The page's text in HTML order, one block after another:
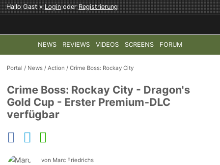
Hallo Gast »LoginoderRegistrierung
NEWS REVIEWS VIDEOS SCREENS FORUM
TOP-THEMEN: COD: MODERN WARFARE 4 HALO:
Portal / News /Action /Crime Boss: Rockay City
Crime Boss: Rockay City - Dragon's
Gold Cup - Erster Premium-DLC
verfügbar
von Marc Friedrichs